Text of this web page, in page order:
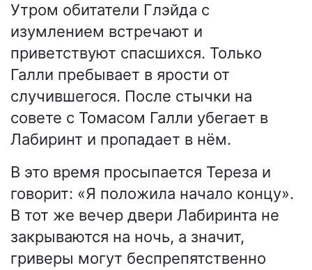
Утром обитатели Глэйда с
изумлением встречают и
приветствуют спасшихся. Только
Галли пребывает в ярости от
случившегося. После стычки на
совете с Томасом Галли убегает в
Лабиринт и пропадает в нём.
В это время просыпается Тереза и
говорит: «Я положила начало концу».
В тот же вечер двери Лабиринта не
закрываются на ночь, а значит,
гриверы могут беспрепятственно